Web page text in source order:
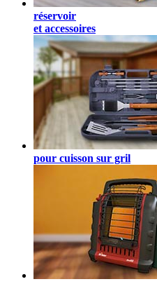
réservoir
et accessoires
pour cuisson sur gril